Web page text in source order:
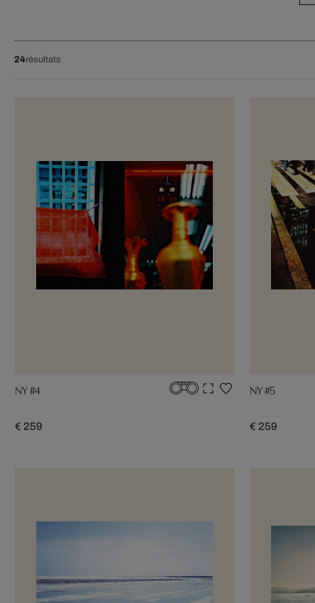
24résultats
NY #4
€ 259
NY #5
€ 259